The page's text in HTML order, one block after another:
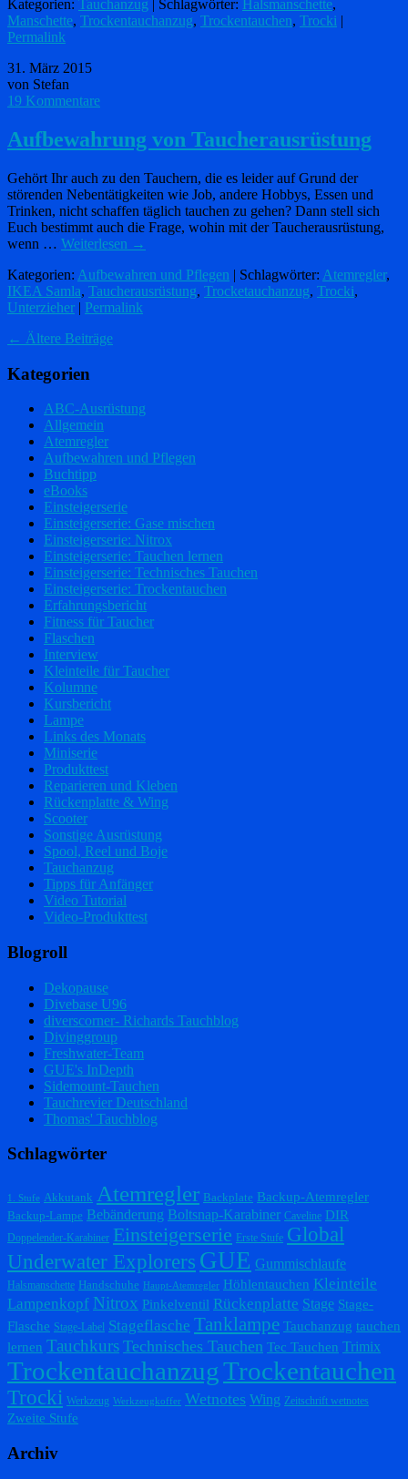
Kategorien: Tauchanzug | Schlagwörter: Halsmanschette,
Manschette, Trockentauchanzug, Trockentauchen, Trocki |
Permalink
31. März 2015
von Stefan
19 Kommentare
Aufbewahrung von Taucherausrüstung
Gehört Ihr auch zu den Tauchern, die es leider auf Grund der
störenden Nebentätigkeiten wie Job, andere Hobbys, Essen und
Trinken, nicht schaffen täglich tauchen zu gehen? Dann stell sich
Euch bestimmt auch die Frage, wohin mit der Taucherausrüstung,
wenn … Weiterlesen →
Kategorien: Aufbewahren und Pflegen | Schlagwörter: Atemregler,
IKEA Samla, Taucherausrüstung, Trocketauchanzug, Trocki,
Unterzieher | Permalink
← Ältere Beiträge
Kategorien
ABC-Ausrüstung
Allgemein
Atemregler
Aufbewahren und Pflegen
Buchtipp
eBooks
Einsteigerserie
Einsteigerserie: Gase mischen
Einsteigerserie: Nitrox
Einsteigerserie: Tauchen lernen
Einsteigerserie: Technisches Tauchen
Einsteigerserie: Trockentauchen
Erfahrungsbericht
Fitness für Taucher
Flaschen
Interview
Kleinteile für Taucher
Kolumne
Kursbericht
Lampe
Links des Monats
Miniserie
Produkttest
Reparieren und Kleben
Rückenplatte & Wing
Scooter
Sonstige Ausrüstung
Spool, Reel und Boje
Tauchanzug
Tipps für Anfänger
Video Tutorial
Video-Produkttest
Blogroll
Dekopause
Divebase U96
diverscorner- Richards Tauchblog
Divinggroup
Freshwater-Team
GUE's InDepth
Sidemount-Tauchen
Tauchrevier Deutschland
Thomas' Tauchblog
Schlagwörter
1. Stufe Akkutank Atemregler Backplate Backup-Atemregler
Backup-Lampe Bebänderung Boltsnap-Karabiner Caveline DIR
Doppelender-Karabiner Einsteigerserie Erste Stufe Global
Underwater Explorers GUE Gummischlaufe
Halsmanschette Handschuhe Haupt-Atemregler Höhlentauchen Kleinteile
Lampenkopf Nitrox Pinkelventil Rückenplatte Stage Stage-
Flasche Stage-Label Stageflasche Tanklampe Tauchanzug tauchen
lernen Tauchkurs Technisches Tauchen Tec Tauchen Trimix
TrockentauchanzugTrockentauchen
Trocki Werkzeug Werkzeugkoffer Wetnotes Wing Zeitschrift wetnotes
Zweite Stufe
Archiv